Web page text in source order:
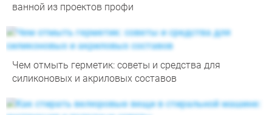
ванной из проектов профи
Чем отмыть герметик: советы и средства для
силиконовых и акриловых составов